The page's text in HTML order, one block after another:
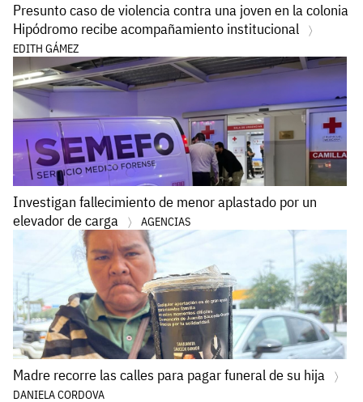
Presunto caso de violencia contra una joven en la colonia
Hipódromo recibe acompañamiento institucional
EDITH GÁMEZ
Investigan fallecimiento de menor aplastado por un
elevador de carga
AGENCIAS
Madre recorre las calles para pagar funeral de su hija
DANIELA CORDOVA